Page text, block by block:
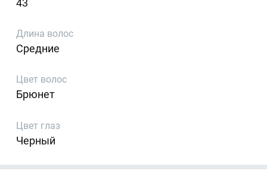
43
Длина волос
Средние
Цвет волос
Брюнет
Цвет глаз
Черный